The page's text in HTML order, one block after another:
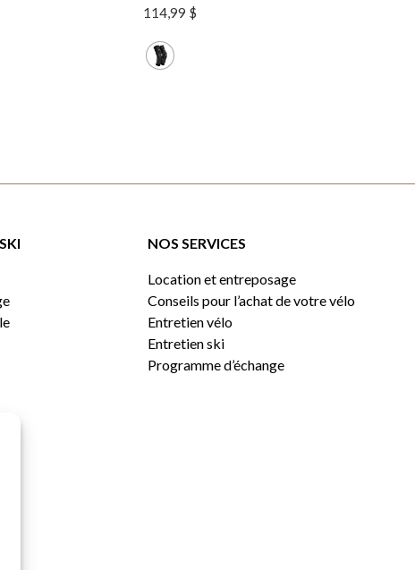
114,99 $
NOS SERVICES
Location et entreposage
Conseils pour l’achat de votre vélo
Entretien vélo
Entretien ski
Programme d’échange